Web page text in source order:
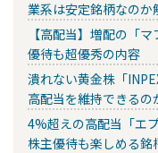
業系は安定銘柄なのか
【高配当】増配の「
優待も超優秀の内容
潰れない黄金株「
高配当を維持できるの
4%超えの高配当「エ
株主優待も楽しめる銘